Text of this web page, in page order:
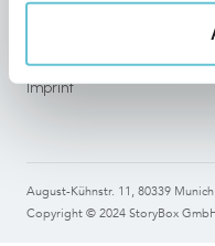
Imprint
Copyright © 2024 StoryBox
August-Kühnstr. 11, 80339 Munich